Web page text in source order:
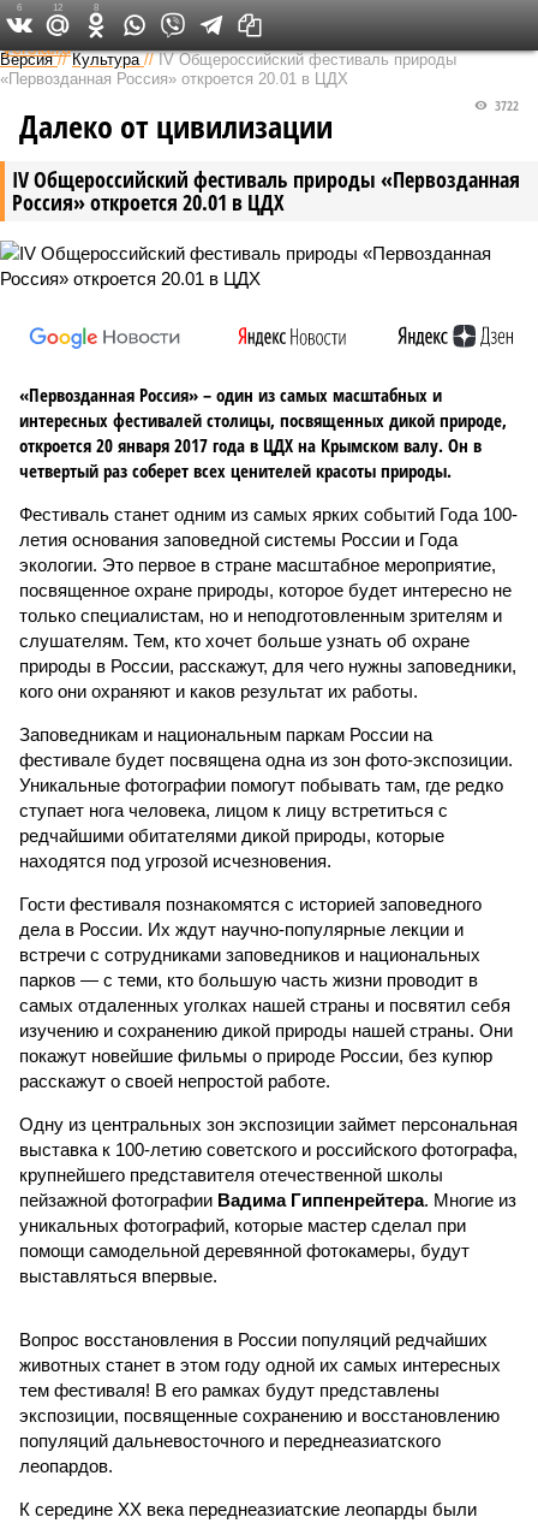
Федеральный выпуск
Версия //Культура //IV Общероссийский фестиваль природы
«Первозданная Россия» откроется 20.01 в ЦДХ
IV Общероссийский фестиваль природы «Первозданная
Россия» откроется 20.01 в ЦДХ
3722
Далеко от цивилизации
«Первозданная Россия» – один из самых масштабных и
интересных фестивалей столицы, посвященных дикой природе,
откроется 20 января 2017 года в ЦДХ на Крымском валу. Он в
четвертый раз соберет всех ценителей красоты природы.
Фестиваль станет одним из самых ярких событий Года 100-
летия основания заповедной системы России и Года
экологии. Это первое в стране масштабное мероприятие,
посвященное охране природы, которое будет интересно не
только специалистам, но и неподготовленным зрителям и
слушателям. Тем, кто хочет больше узнать об охране
природы в России, расскажут, для чего нужны заповедники,
кого они охраняют и каков результат их работы.
Заповедникам и национальным паркам России на
фестивале будет посвящена одна из зон фото-экспозиции.
Уникальные фотографии помогут побывать там, где редко
ступает нога человека, лицом к лицу встретиться с
редчайшими обитателями дикой природы, которые
находятся под угрозой исчезновения.
Гости фестиваля познакомятся с историей заповедного
дела в России. Их ждут научно-популярные лекции и
встречи с сотрудниками заповедников и национальных
парков — с теми, кто большую часть жизни проводит в
самых отдаленных уголках нашей страны и посвятил себя
изучению и сохранению дикой природы нашей страны. Они
покажут новейшие фильмы о природе России, без купюр
расскажут о своей непростой работе.
Одну из центральных зон экспозиции займет персональная
выставка к 100-летию советского и российского фотографа,
крупнейшего представителя отечественной школы
пейзажной фотографии Вадима Гиппенрейтера. Многие из
уникальных фотографий, которые мастер сделал при
помощи самодельной деревянной фотокамеры, будут
выставляться впервые.
Вопрос восстановления в России популяций редчайших
животных станет в этом году одной их самых интересных
тем фестиваля! В его рамках будут представлены
экспозиции, посвященные сохранению и восстановлению
популяций дальневосточного и переднеазиатского
леопардов.
К середине XX века переднеазиатские леопарды были
6 12 8